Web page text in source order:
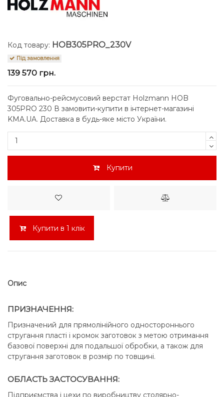
Код товару: HOB305PRO_230V
Під замовлення
139 570 грн.
Фуговально-рейсмусовий верстат Holzmann HOB
305PRO 230 В замовити-купити в інтернет-магазині
KMA.UA. Доставка в будь-яке місто України.
Купити
Купити в 1 клік
Опис
ПРИЗНАЧЕННЯ:
Призначений для прямолінійного одностороннього
стругання пласті і кромок заготовок з метою отримання
базової поверхні для подальшої обробки, а також для
стругання заготовок в розмір по товщині.
ОБЛАСТЬ ЗАСТОСУВАННЯ:
Підприємства і цехи по виробництву столярно-